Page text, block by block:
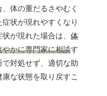
体の重だるさやむく
状が現れやすくなり
が現れた場合は、 体
やかに専門家に相談す
対処せず、適切な助
な状態を取り戻すこ